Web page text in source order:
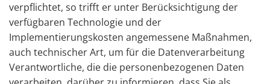
verpflichtet, so trifft er unter Berücksichtigung der
verfügbaren Technologie und der
Implementierungskosten angemessene Maßnahmen,
auch technischer Art, um für die Datenverarbeitung
Verantwortliche, die die personenbezogenen Daten